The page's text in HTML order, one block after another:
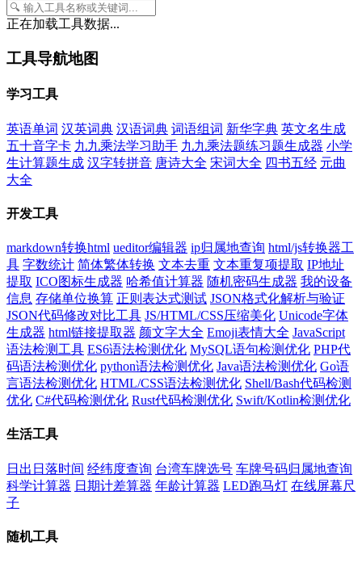
正在加载工具数据...
工具导航地图
学习工具
英语单词 汉英词典 汉语词典 词语组词 新华字典 英文名生成
五十音字卡 九九乘法学习助手 九九乘法题练习题生成器 小学
生计算题生成 汉字转拼音 唐诗大全 宋词大全 四书五经 元曲
大全
开发工具
markdown转换html ueditor编辑器 ip归属地查询 html/js转换器工
具 字数统计 简体繁体转换 文本去重 文本重复项提取 IP地址
提取 ICO图标生成器 哈希值计算器 随机密码生成器 我的设备
信息 存储单位换算 正则表达式测试 JSON格式化解析与验证
JSON代码修改对比工具 JS/HTML/CSS压缩美化 Unicode字体
生成器 html链接提取器 颜文字大全 Emoji表情大全 JavaScript
语法检测工具 ES6语法检测优化 MySQL语句检测优化 PHP代
码语法检测优化 python语法检测优化 Java语法检测优化 Go语
言语法检测优化 HTML/CSS语法检测优化 Shell/Bash代码检测
优化 C#代码检测优化 Rust代码检测优化 Swift/Kotlin检测优化
生活工具
日出日落时间 经纬度查询 台湾车牌选号 车牌号码归属地查询
科学计算器 日期计差算器 年龄计算器 LED跑马灯 在线屏幕尺
子
随机工具